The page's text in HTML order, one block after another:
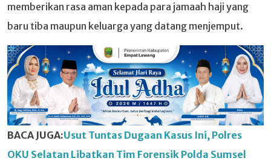
memberikan rasa aman kepada para jamaah haji yang
baru tiba maupun keluarga yang datang menjemput.
BACA JUGA:Usut Tuntas Dugaan Kasus Ini, Polres
OKU Selatan Libatkan Tim Forensik Polda Sumsel